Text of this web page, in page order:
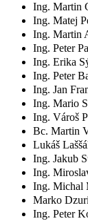
Ing. Martin
Ing. Matej
Ing. Martin
Ing. Peter
Ing. Erika
Ing. Peter
Ing. Jan
Ing. Mario
Ing. Vároš
Bc. Martin
Lukáš
Ing. Jakub
Ing.
Ing. Michal
Marko
Ing. Peter